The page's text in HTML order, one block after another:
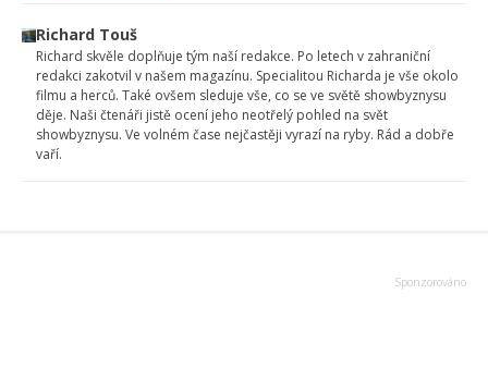
Richard Touš
Richard skvěle doplňuje tým naší redakce. Po letech v zahraniční
redakci zakotvil v našem magazínu. Specialitou Richarda je vše okolo
filmu a herců. Také ovšem sleduje vše, co se ve světě showbyznysu
děje. Naši čtenáři jistě ocení jeho neotřelý pohled na svět
showbyznysu. Ve volném čase nejčastěji vyrazí na ryby. Rád a dobře
vaří.